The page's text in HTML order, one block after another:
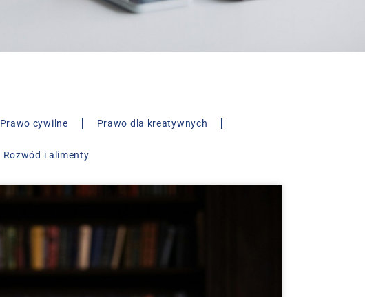
Prawo cywilne Prawo dla kreatywnych
Rozwód i alimenty